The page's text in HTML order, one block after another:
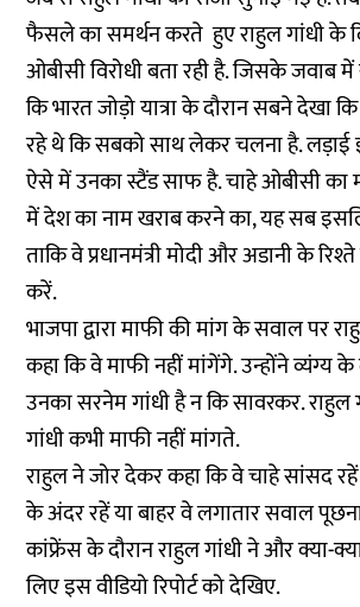
फैसले का समर्थन करते हुए राहुल गांधी के
ओबीसी विरोधी बता रही है. जिसके जवाब
कि भारत जोड़ो यात्रा के दौरान सबने देखा
रहे थे कि सबको साथ लेकर चलना है. लड़ाई
ऐसे में उनका स्टैंड साफ है. चाहे ओबीसी का
में देश का नाम खराब करने का, यह सब
ताकि वे प्रधानमंत्री मोदी और अडानी के
करें.
भाजपा द्वारा माफी की मांग के सवाल पर
कहा कि वे माफी नहीं मांगेंगे. उन्होंने व्यंग्य
उनका सरनेम गांधी है न कि सावरकर. राहुल
गांधी कभी माफी नहीं मांगते.
राहुल ने जोर देकर कहा कि वे चाहे सांसद
के अंदर रहें या बाहर वे लगातार सवाल
कांफ्रेंस के दौरान राहुल गांधी ने और क्या-
लिए इस वीडियो रिपोर्ट को देखिए.